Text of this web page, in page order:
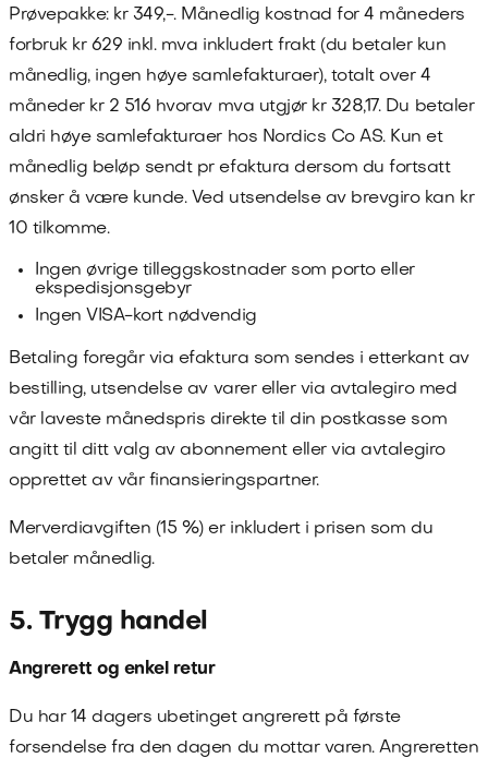
Prøvepakke: kr 349,-. Månedlig kostnad for 4 måneders
forbruk kr 629 inkl. mva inkludert frakt (du betaler kun
månedlig, ingen høye samlefakturaer), totalt over 4
måneder kr 2 516 hvorav mva utgjør kr 328,17. Du betaler
aldri høye samlefakturaer hos Nordics Co AS. Kun et
månedlig beløp sendt pr efaktura dersom du fortsatt
ønsker å være kunde. Ved utsendelse av brevgiro kan kr
10 tilkomme.
Ingen øvrige tilleggskostnader som porto eller
ekspedisjonsgebyr
Ingen VISA-kort nødvendig
Betaling foregår via efaktura som sendes i etterkant av
bestilling, utsendelse av varer eller via avtalegiro med
vår laveste månedspris direkte til din postkasse som
angitt til ditt valg av abonnement eller via avtalegiro
opprettet av vår finansieringspartner.
Merverdiavgiften (15 %) er inkludert i prisen som du
betaler månedlig.
5. Trygg handel
Angrerett og enkel retur
Du har 14 dagers ubetinget angrerett på første
forsendelse fra den dagen du mottar varen. Angreretten